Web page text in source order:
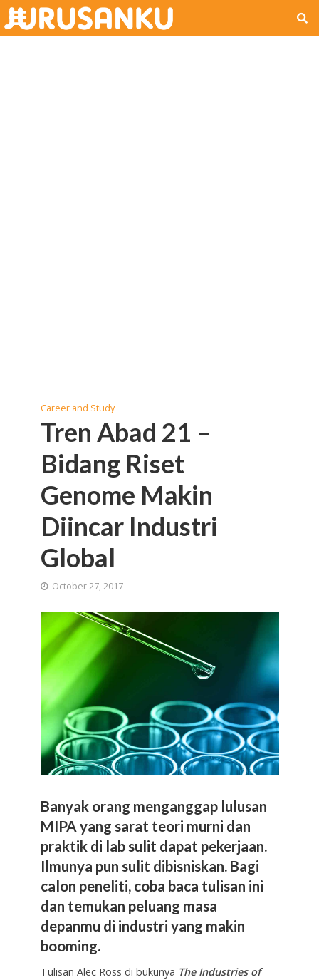
Career and Study
Tren Abad 21 –
Bidang Riset
Genome Makin
Diincar Industri
Global
October 27, 2017
Banyak orang menganggap lulusan
MIPA yang sarat teori murni dan
praktik di lab sulit dapat pekerjaan.
Ilmunya pun sulit dibisniskan. Bagi
calon peneliti, coba baca tulisan ini
dan temukan peluang masa
depanmu di industri yang makin
booming.
Tulisan Alec Ross di bukunya The Industries of